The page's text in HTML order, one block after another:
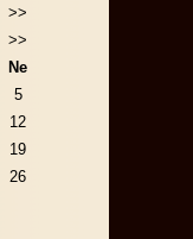
>>
>>
Ne
5
12
19
26